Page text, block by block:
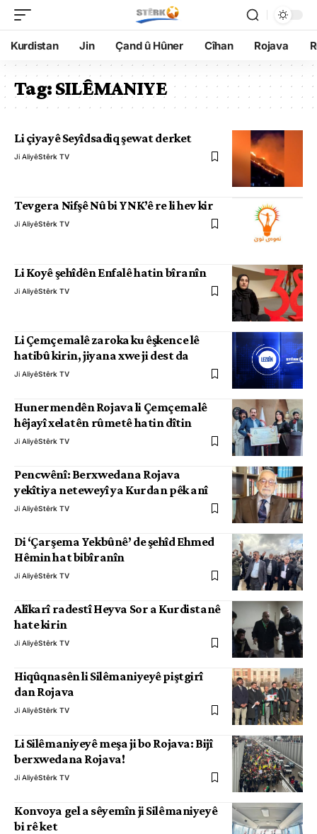
Kurdistan Jin Çand û Hûner Cîhan Rojava
Tag:SILÊMANIYE
Li çiyayê Seyîdsadiq şewat derket
Ji AliyêStêrk TV
Tevgera Nifşê Nû bi YNK’ê re li hev kir
Ji AliyêStêrk TV
Li Koyê şehîdên Enfalê hatin bîranîn
Ji AliyêStêrk TV
Li Çemçemalê zaroka ku êşkence lê
hatibû kirin, jiyana xwe ji dest da
Ji AliyêStêrk TV
Hunermendên Rojava li Çemçemalê
hêjayî xelatên rûmetê hatin dîtin
Ji AliyêStêrk TV
Pencwênî: Berxwedana Rojava
yekîtiya neteweyî ya Kurdan pêk anî
Ji AliyêStêrk TV
Di ‘Çarşema Yekbûnê’ de şehîd Ehmed
Hêmin hat bibîranîn
Ji AliyêStêrk TV
Alîkarî radestî Heyva Sor a Kurdistanê
hate kirin
Ji AliyêStêrk TV
Hiqûqnasên li Silêmaniyeyê piştgirî
dan Rojava
Ji AliyêStêrk TV
Li Silêmaniyeyê meşa ji bo Rojava: Bijî
berxwedana Rojava!
Ji AliyêStêrk TV
Konvoya gel a sêyemîn ji Silêmaniyeyê
bi rê ket